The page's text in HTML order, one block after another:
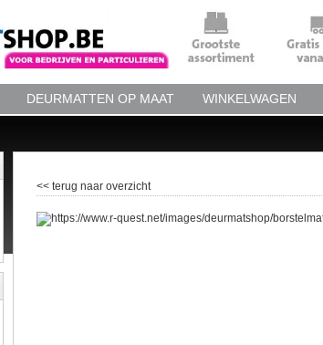
DEURMATTEN OP MAAT WINKELWAGEN
<< terug naar overzicht